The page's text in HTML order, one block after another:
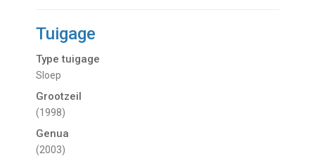
Tuigage
Type tuigage
Sloep
Grootzeil
(1998)
Genua
(2003)